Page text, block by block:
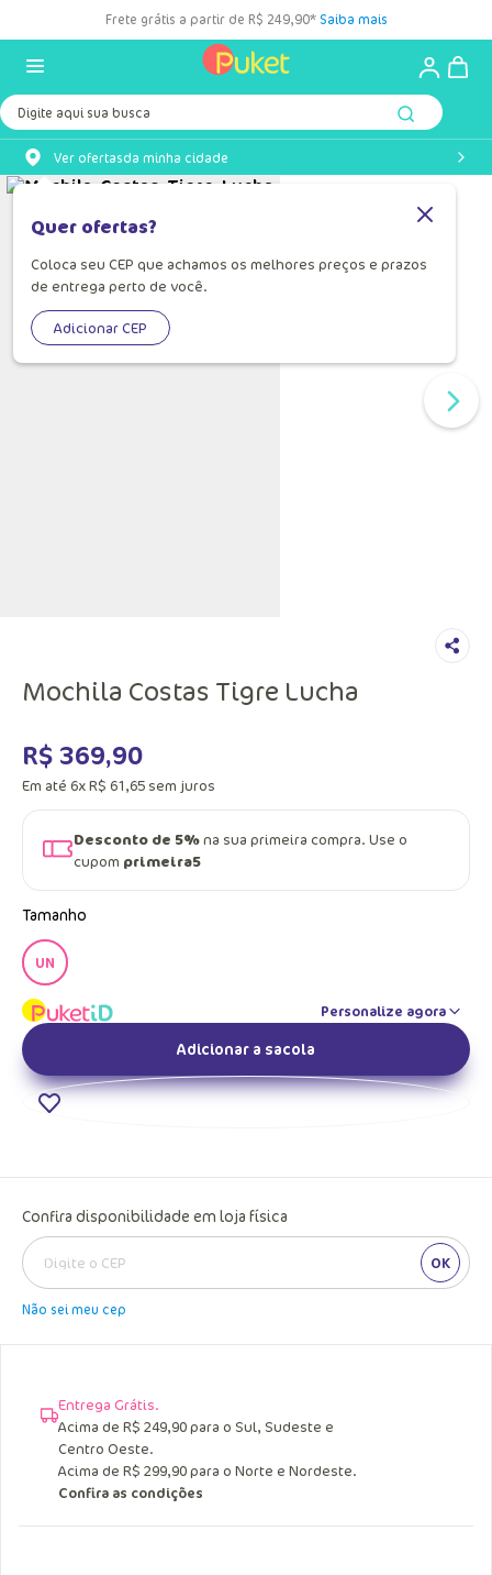
Frete grátis a partir de R$ 249,90* Saiba mais
Digite aqui sua busca
Ver ofertasda minha cidade
Quer ofertas?
Coloca seu CEP que achamos os melhores preços e prazos
de entrega perto de você.
Adicionar CEP
Mochila Costas Tigre Lucha
R$ 369,90
Em até 6xR$ 61,65 sem juros
Desconto de 5%na sua primeira compra. Use o
cupom primeira5
Tamanho
UN
Personalize agora
Adicionar a sacola
Confira disponibilidade em loja física
OK
Não sei meu cep
Entrega Grátis.
Acima de R$ 249,90 para o Sul, Sudeste e
Centro Oeste.
Acima de R$ 299,90 para o Norte e Nordeste.
Confira as condições